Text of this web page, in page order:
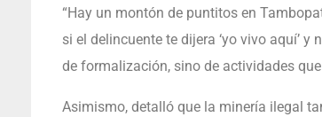
“Hay un montón de puntitos en
si el delincuente te dijera ‘yo vivo aquí’
de formalización, sino de actividades
Asimismo, detalló que la minería ilegal